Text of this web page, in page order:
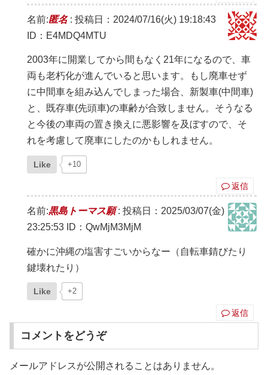
名前:匿名: 投稿日：2024/07/16(火) 19:18:43
ID：E4MDQ4MTU
2003年に開業してから間もなく21年になるので、車
両も老朽化が進んでいると思います。もし廃車せず
に中間車を組み込んでしまった場合、新製車(中間車)
と、既存車(先頭車)の車齢が合致しません。そうなる
と今後の車両の置き換えに悪影響を及ぼすので、そ
れを考慮して廃車にしたのかもしれません。
Like +10
返信
名前:黒島トーマス願: 投稿日：2025/03/07(金)
23:25:53 ID：QwMjM3MjM
確かに沖縄の塩害すごいからなー（自転車錆びたり
鍵壊れたり）
Like +2
返信
コメントをどうぞ
メールアドレスが公開されることはありません。